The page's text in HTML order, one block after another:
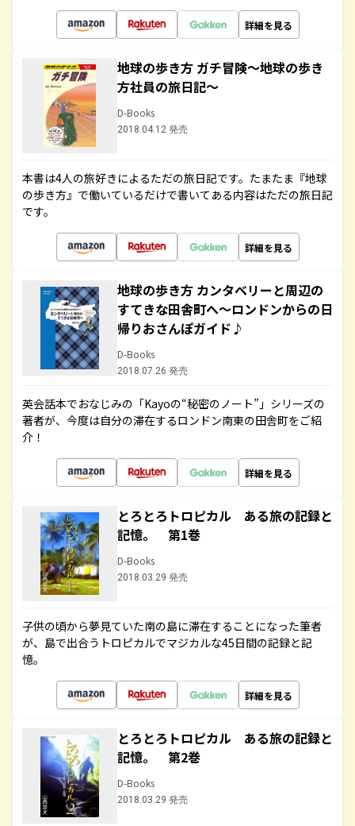
詳細を見る
地球の歩き方 ガチ冒険～地球の歩き
方社員の旅日記～
D-Books
2018.04.12 発売
本書は4人の旅好きによるただの旅日記です。たまたま『地球
の歩き方』で働いているだけで書いてある内容はただの旅日記
です。
詳細を見る
地球の歩き方 カンタベリーと周辺の
すてきな田舎町へ～ロンドンからの日
帰りおさんぽガイド♪
D-Books
2018.07.26 発売
英会話本でおなじみの「Kayoの“秘密のノート”」シリーズの
著者が、今度は自分の滞在するロンドン南東の田舎町をご紹
介！
詳細を見る
とろとろトロピカル ある旅の記録と
記憶。 第1巻
D-Books
2018.03.29 発売
子供の頃から夢見ていた南の島に滞在することになった筆者
が、島で出合うトロピカルでマジカルな45日間の記録と記
憶。
詳細を見る
とろとろトロピカル ある旅の記録と
記憶。 第2巻
D-Books
2018.03.29 発売